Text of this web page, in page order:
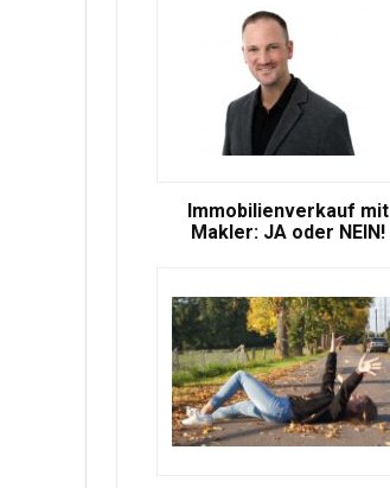
Immobilienverkauf mit
Makler: JA oder NEIN!